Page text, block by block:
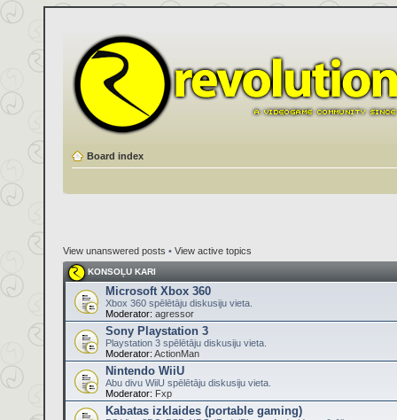
Board index
View unanswered posts • View active topics
KONSOĻU KARI
Microsoft Xbox 360
Xbox 360 spēlētāju diskusiju vieta.
Moderator: agressor
Sony Playstation 3
Playstation 3 spēlētāju diskusiju vieta.
Moderator: ActionMan
Nintendo WiiU
Abu divu WiiU spēlētāju diskusiju vieta.
Moderator: Fxp
Kabatas izklaides (portable gaming)